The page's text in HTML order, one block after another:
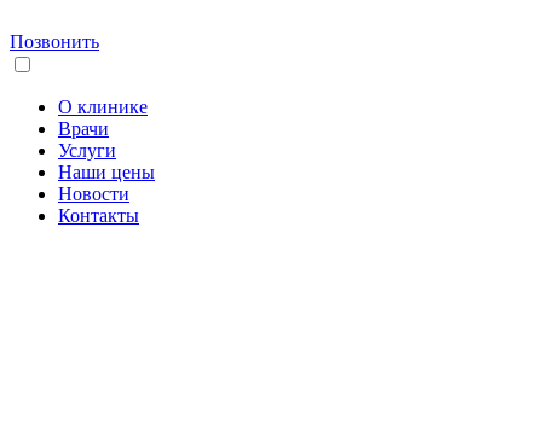
Позвонить
О клинике
Врачи
Услуги
Наши цены
Новости
Контакты